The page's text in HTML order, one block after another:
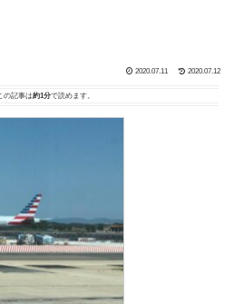
2020.07.11 2020.07.12
の記事は約1分で読めます。